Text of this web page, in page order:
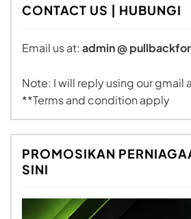
CONTACT US | HUBUNGI
Email us at: admin @
Note: I will reply using our gmail
**Terms and condition apply
PROMOSIKAN
SINI